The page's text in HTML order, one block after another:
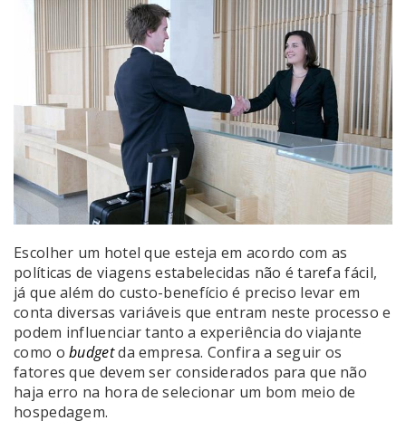
Escolher um hotel que esteja em acordo com as
políticas de viagens estabelecidas não é tarefa fácil,
já que além do custo-benefício é preciso levar em
conta diversas variáveis que entram neste processo e
podem influenciar tanto a experiência do viajante
como obudgetda empresa. Confira a seguir os
fatores que devem ser considerados para que não
haja erro na hora de selecionar um bom meio de
hospedagem.